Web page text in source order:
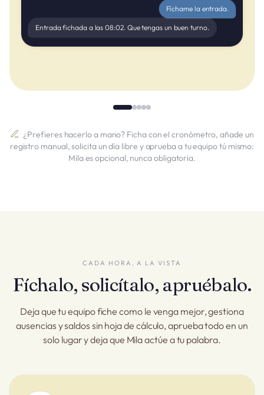
Fíchame la entrada.
Entrada fichada a las 08:02. Que tengas un buen turno.
¿Prefieres hacerlo a mano? Ficha con el cronómetro, añade un
registro manual, solicita un día libre y aprueba a tu equipo tú mismo:
Mila es opcional, nunca obligatoria.
CADA HORA, A LA VISTA
Fíchalo, solicítalo, apruébalo.
Deja que tu equipo fiche como le venga mejor, gestiona
ausencias y saldos sin hoja de cálculo, aprueba todo en un
solo lugar y deja que Mila actúe a tu palabra.